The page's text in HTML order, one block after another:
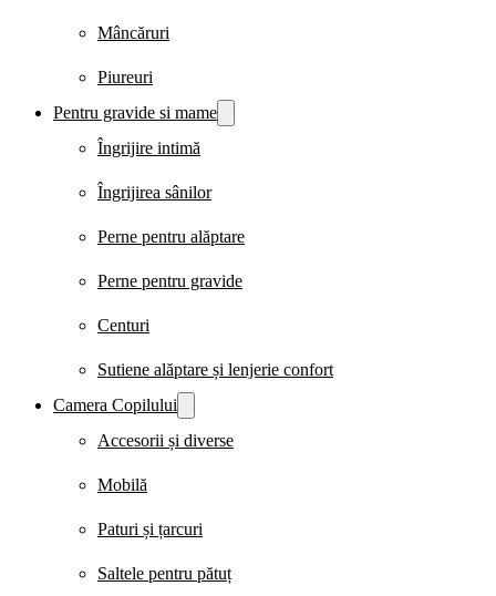
Mâncăruri
Piureuri
Pentru gravide si mame
Îngrijire intimă
Îngrijirea sânilor
Perne pentru alăptare
Perne pentru gravide
Centuri
Sutiene alăptare și lenjerie confort
Camera Copilului
Accesorii și diverse
Mobilă
Paturi și țarcuri
Saltele pentru pătuț